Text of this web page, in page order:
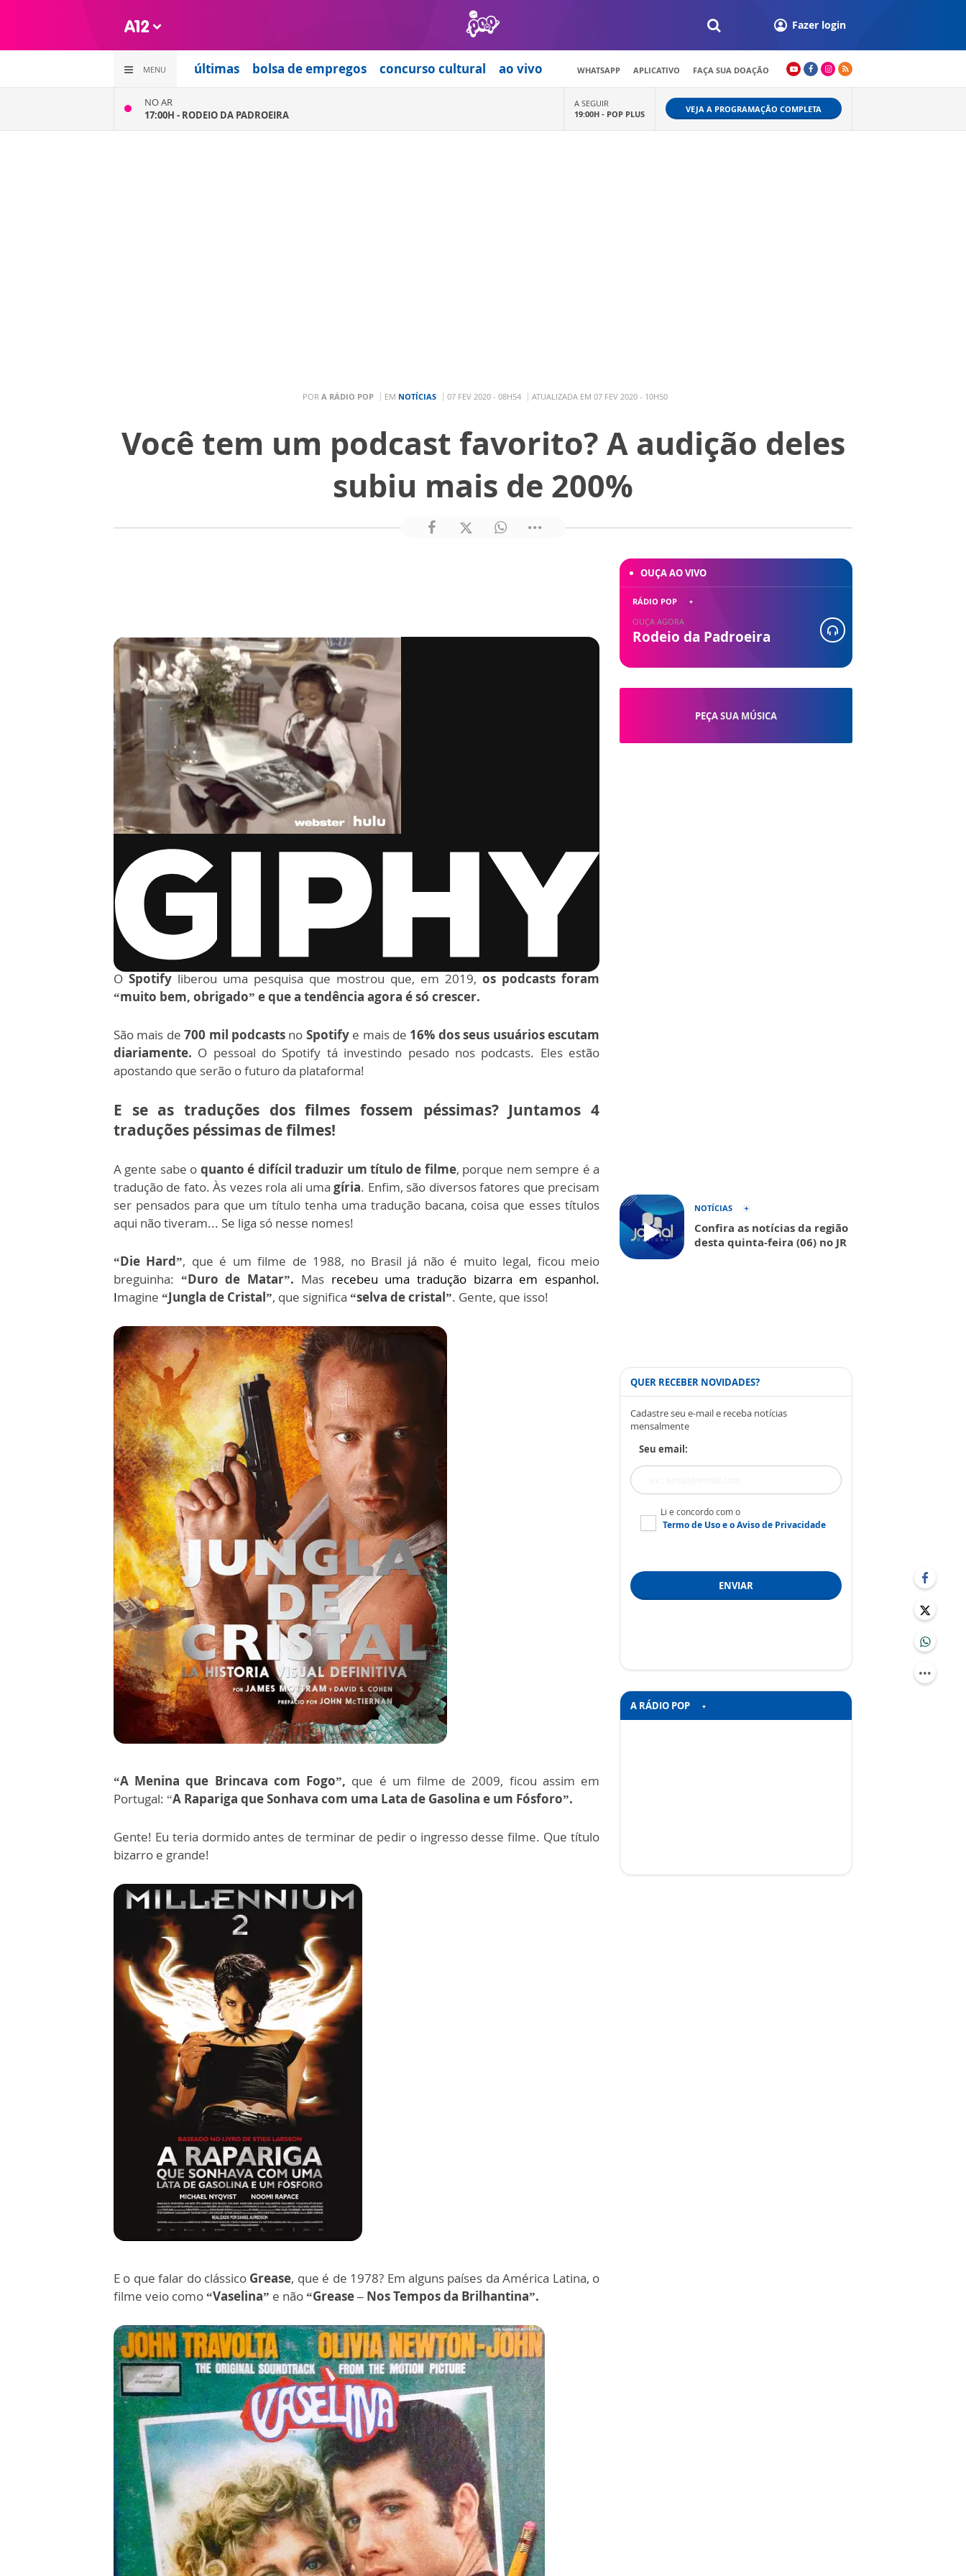
Fazer login
MENU últimas bolsa de empregos concurso cultural ao vivo WHATSAPP APLICATIVO FAÇA SUA DOAÇÃO
NO AR
17:00H - RODEIO DA PADROEIRA
A SEGUIR
19:00H - POP PLUS VEJA A PROGRAMAÇÃO COMPLETA
POR A RÁDIO POP EM NOTÍCIAS 07 FEV 2020 - 08H54 ATUALIZADA EM 07 FEV 2020 - 10H50
Você tem um podcast favorito? A audição deles
subiu mais de 200%
via GIPHY
O Spotify liberou uma pesquisa que mostrou que, em 2019, os podcasts foram
“muito bem, obrigado” e que a tendência agora é só crescer.
São mais de 700 mil podcasts no Spotify e mais de 16% dos seus usuários escutam
diariamente. O pessoal do Spotify tá investindo pesado nos podcasts. Eles estão
apostando que serão o futuro da plataforma!
E se as traduções dos filmes fossem péssimas? Juntamos 4
traduções péssimas de filmes!
A gente sabe o quanto é difícil traduzir um título de filme, porque nem sempre é a
tradução de fato. Às vezes rola ali umagíria. Enfim, são diversos fatores que precisam
ser pensados para que um título tenha uma tradução bacana, coisa que esses títulos
aqui não tiveram... Se liga só nesse nomes!
“Die Hard”, que é um filme de 1988, no Brasil já não é muito legal, ficou meio
breguinha: “Duro de Matar”. Mas recebeu uma tradução bizarra em espanhol.
Imagine “Jungla de Cristal”, que significa “selva de cristal”. Gente, que isso!
“A Menina que Brincava com Fogo”, que é um filme de 2009, ficou assim em
Portugal: “A Rapariga que Sonhava com uma Lata de Gasolina e um Fósforo”.
Gente! Eu teria dormido antes de terminar de pedir o ingresso desse filme. Que título
bizarro e grande!
E o que falar do clássico Grease, que é de 1978? Em alguns países da América Latina, o
filme veio como“Vaselina” e não“Grease – Nos Tempos da Brilhantina”.
PEÇA SUA MÚSICA
OUÇA AO VIVO
RÁDIO POP
OUÇA AGORA
Rodeio da Padroeira
NOTÍCIAS
Confira as notícias da região
desta quinta-feira (06) no JR
QUER RECEBER NOVIDADES?
Cadastre seu e-mail e receba notícias
mensalmente
Seu email:
Li e concordo com o
Termo de Usoe oAviso de Privacidade
ENVIAR
A RÁDIO POP